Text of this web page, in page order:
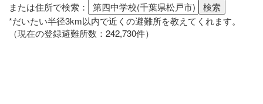
または住所で検索：
*だいたい半径3km以内で近くの避難所を教えてくれます。
（現在の登録避難所数：242,730件）